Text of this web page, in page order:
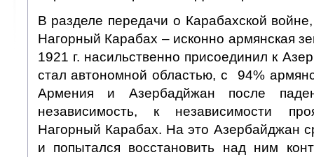
В разделе передачи о Карабахской
Нагорный Карабах – исконно армянская
1921 г. насильственно присоединил к
стал автономной областью, с 94%
Армения и Азербадйжан после
независимость, к независимости
Нагорный Карабах. На это Азербайджан
и попытался восстановить над ним